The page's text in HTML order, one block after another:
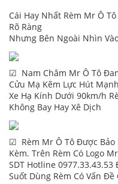
Cái Hay Nhất Rèm Mr Ô
Rõ Ràng
Nhưng Bên Ngoài Nhìn
☑ Nam Châm Mr Ô Tô
Cửu Mạ Kẽm Lực Hút
Xe Hạ Kính Dưới 90km/h
Không Bay Hay Xê Dịch
☑ Rèm Mr Ô Tô Được Bảo
Kèm. Trên Rèm Có Logo
SDT Hotline
Suốt Dùng Rèm Có Vấn